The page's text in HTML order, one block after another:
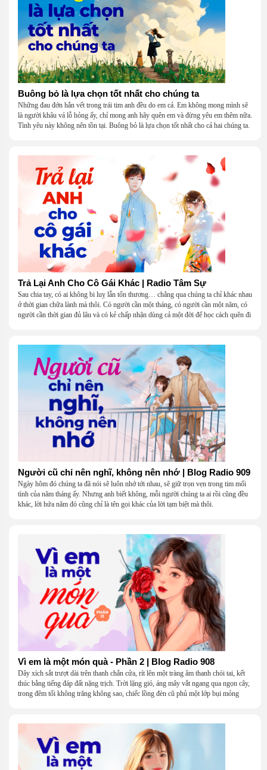
Buông bỏ là lựa chọn tốt nhất cho chúng ta
Những đau đớn hằn vết trong trái tim anh đều do em cả. Em không mong mình sẽ
là người khâu vá lỗ hỏng ấy, chỉ mong anh hãy quên em và đừng yêu em thêm nữa.
Tình yêu này không nên tồn tại. Buông bỏ là lựa chọn tốt nhất cho cả hai chúng ta.
Trả Lại Anh Cho Cô Gái Khác | Radio Tâm Sự
Sau chia tay, có ai không bi luỵ lẫn tổn thương… chẳng qua chúng ta chỉ khác nhau
ở thời gian chữa lành mà thôi. Có người cần một tháng, có người cần một năm, có
người cần thời gian đủ lâu và có kẻ chấp nhận dùng cả một đời để học cách quên đi
Người cũ chỉ nên nghĩ, không nên nhớ | Blog Radio 909
Ngày hôm đó chúng ta đã nói sẽ luôn nhớ tới nhau, sẽ giữ trọn vẹn trong tim mối
tình của năm tháng ấy. Nhưng anh biết không, mỗi người chúng ta ai rồi cũng đều
khác, lời hứa năm đó cũng chỉ là tên gọi khác của lời tạm biệt mà thôi.
Vì em là một món quà - Phần 2 | Blog Radio 908
Dây xích sắt trượt dài trên thanh chắn cửa, rít lên một tràng âm thanh chói tai, kết
thúc bằng tiếng đáp đất nặng trịch. Trời lặng gió, áng mây vắt ngang qua ngọn cây,
trong đêm tối không trăng không sao, chiếc lồng đèn cũ phủ một lớp bụi mỏng